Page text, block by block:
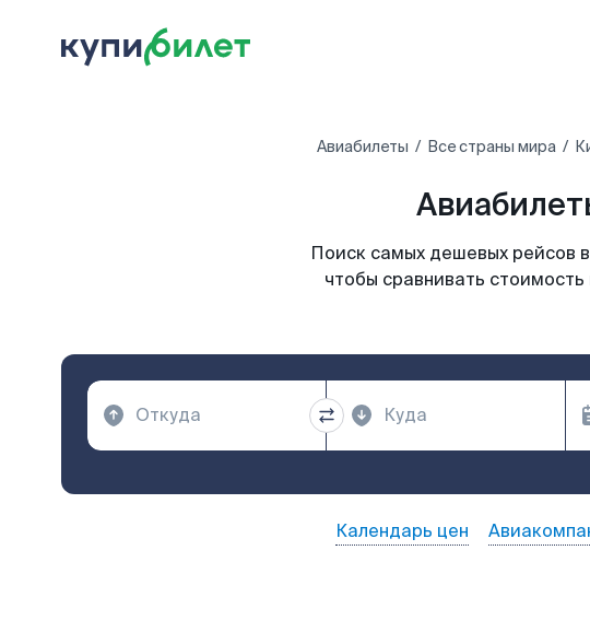
Авиабилеты Все страны мира
Поиск самых дешевых рейсов
чтобы сравнивать
Календарь цен